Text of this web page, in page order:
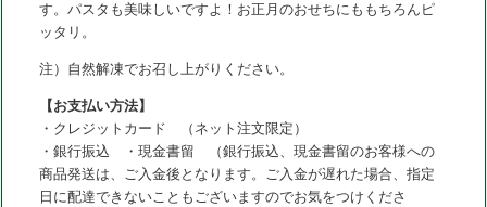
す。パスタも美味しいですよ！お正月のおせちにももちろんピ
ッタリ。
注）自然解凍でお召し上がりください。
【お支払い方法】
・クレジットカード （ネット注文限定）
・銀行振込 ・現金書留 （銀行振込、現金書留のお客様への
商品発送は、ご入金後となります。ご入金が遅れた場合、指定
日に配達できないこともございますのでお気をつけくださ